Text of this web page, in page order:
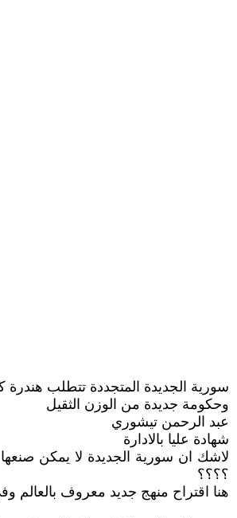
سورية الجديدة المتجددة تتطلب هندرة
وحكومة جديدة من الوزن الثقيل
عبد الرحمن تيشوري
شهادة عليا بالادارة
لاشك ان سورية الجديدة لا يمكن صنعها
؟؟؟؟
هنا اقتراح منهج جديد معروف